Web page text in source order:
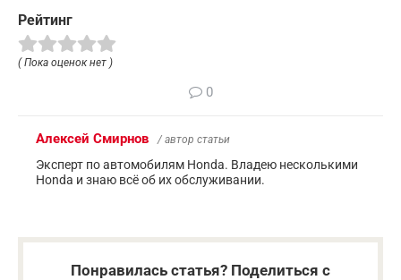
Рейтинг
( Пока оценок нет )
0
Алексей Смирнов / автор статьи
Эксперт по автомобилям Honda. Владею несколькими
Honda и знаю всё об их обслуживании.
Понравилась статья? Поделиться с